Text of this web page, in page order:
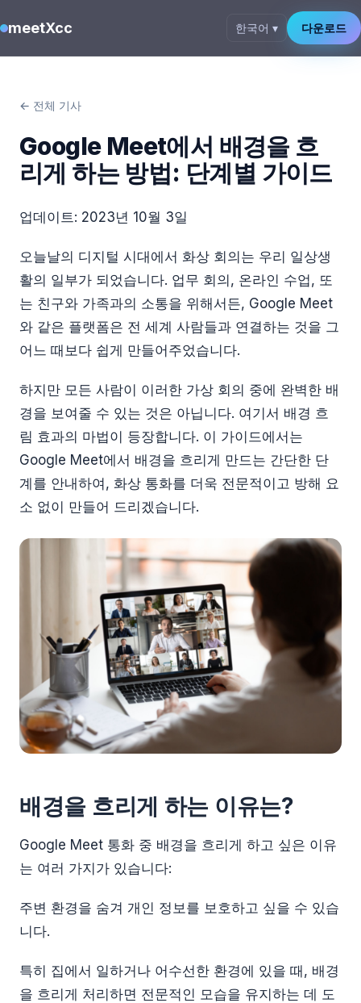
meetXcc 한국어 ▾ 다운로드
← 전체 기사
Google Meet에서 배경을 흐
리게 하는 방법: 단계별 가이드
업데이트: 2023년 10월 3일
오늘날의 디지털 시대에서 화상 회의는 우리 일상생
활의 일부가 되었습니다. 업무 회의, 온라인 수업, 또
는 친구와 가족과의 소통을 위해서든, Google Meet
와 같은 플랫폼은 전 세계 사람들과 연결하는 것을 그
어느 때보다 쉽게 만들어주었습니다.
하지만 모든 사람이 이러한 가상 회의 중에 완벽한 배
경을 보여줄 수 있는 것은 아닙니다. 여기서 배경 흐
림 효과의 마법이 등장합니다. 이 가이드에서는
Google Meet에서 배경을 흐리게 만드는 간단한 단
계를 안내하여, 화상 통화를 더욱 전문적이고 방해 요
소 없이 만들어 드리겠습니다.
배경을 흐리게 하는 이유는?
Google Meet 통화 중 배경을 흐리게 하고 싶은 이유
는 여러 가지가 있습니다:
주변 환경을 숨겨 개인 정보를 보호하고 싶을 수 있습
니다.
특히 집에서 일하거나 어수선한 환경에 있을 때, 배경
을 흐리게 처리하면 전문적인 모습을 유지하는 데 도